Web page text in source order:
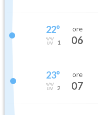
22°
1
ore
06
23°
2
ore
07